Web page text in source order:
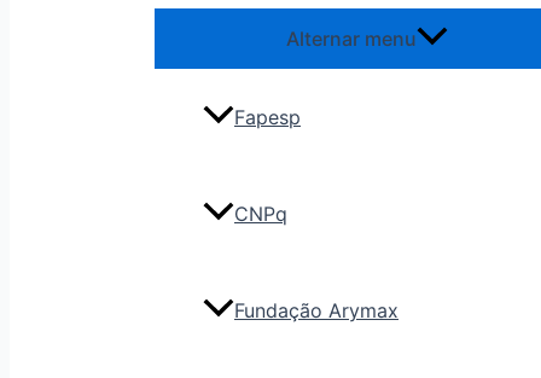
Alternar menu
Fapesp
CNPq
Fundação Arymax